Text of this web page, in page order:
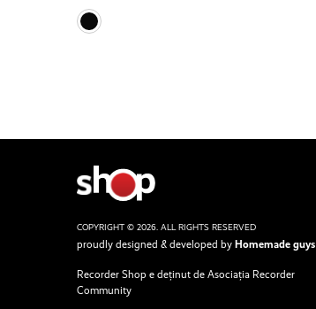
COPYRIGHT © 2026. ALL RIGHTS RESERVED
proudly designed & developed by Homemade guys
Recorder Shop e deținut de Asociația Recorder
Community